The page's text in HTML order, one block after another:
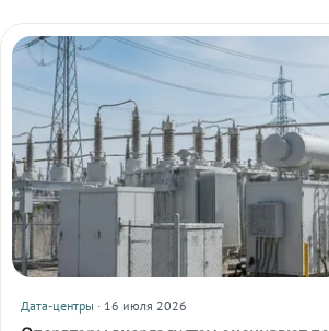
Дата-центры · 16 июля 2026